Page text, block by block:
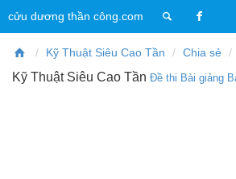
cửu dương thần công.com
Kỹ Thuật Siêu Cao Tần Chia sẻ
Kỹ Thuật Siêu Cao Tần Đề thi Bài giảng